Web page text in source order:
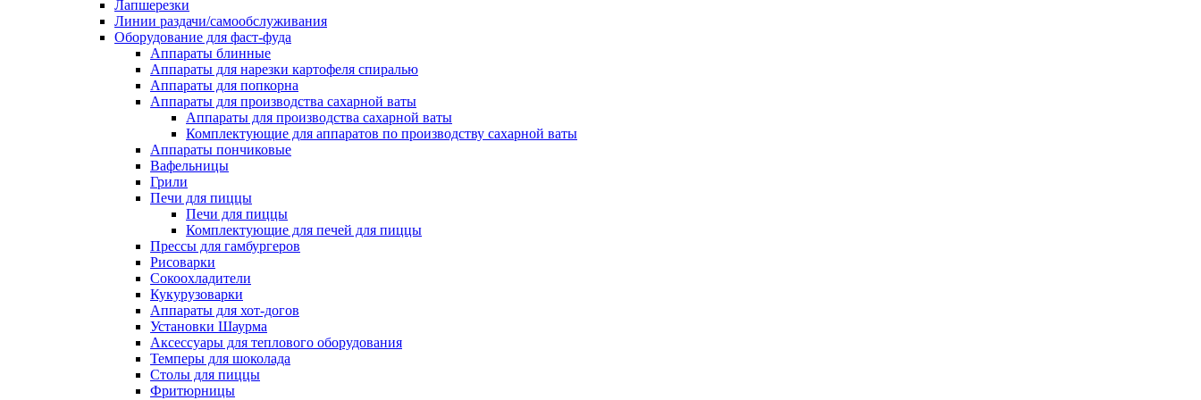
Лапшерезки
Линии раздачи/самообслуживания
Оборудование для фаст-фуда
Аппараты блинные
Аппараты для нарезки картофеля спиралью
Аппараты для попкорна
Аппараты для производства сахарной ваты
Аппараты для производства сахарной ваты
Комплектующие для аппаратов по производству сахарной ваты
Аппараты пончиковые
Вафельницы
Грили
Печи для пиццы
Печи для пиццы
Комплектующие для печей для пиццы
Прессы для гамбургеров
Рисоварки
Сокоохладители
Кукурузоварки
Аппараты для хот-догов
Установки Шаурма
Аксессуары для теплового оборудования
Темперы для шоколада
Столы для пиццы
Фритюрницы